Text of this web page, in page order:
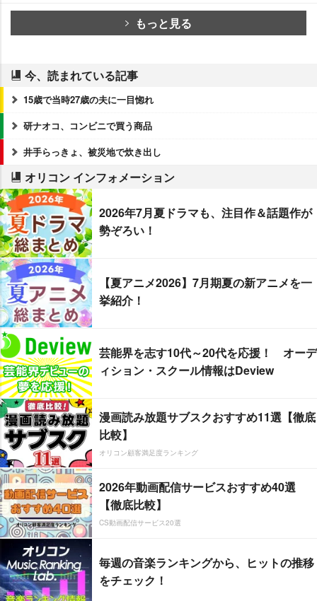
もっと見る
今、読まれている記事
15歳で当時27歳の夫に一目惚れ
研ナオコ、コンビニで買う商品
井手らっきょ、被災地で炊き出し
オリコン インフォメーション
2026年7月夏ドラマも、注目作＆話題作が
勢ぞろい！
【夏アニメ2026】7月期夏の新アニメを一
挙紹介！
芸能界を志す10代～20代を応援！ オーデ
ィション・スクール情報はDeview
漫画読み放題サブスクおすすめ11選【徹底
比較】
オリコン顧客満足度ランキング
2026年動画配信サービスおすすめ40選
【徹底比較】
CS動画配信サービス20選
毎週の音楽ランキングから、ヒットの推移
をチェック！